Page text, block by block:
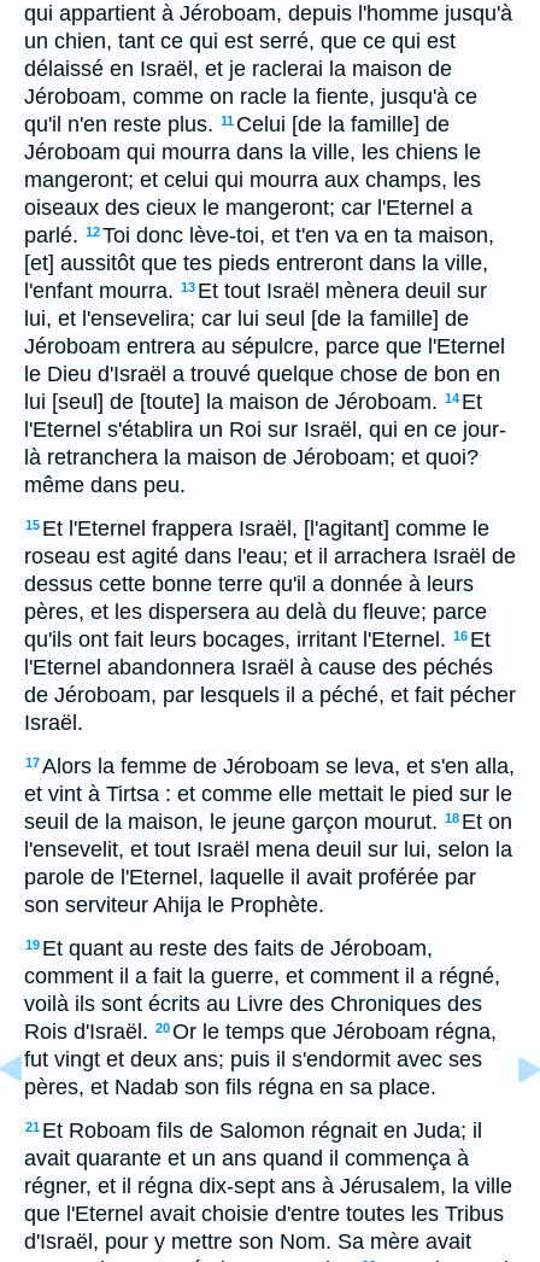
qui appartient à Jéroboam, depuis l'homme jusqu'à
un chien, tant ce qui est serré, que ce qui est
délaissé en Israël, et je raclerai la maison de
Jéroboam, comme on racle la fiente, jusqu'à ce
qu'il n'en reste plus. 11 Celui [de la famille] de
Jéroboam qui mourra dans la ville, les chiens le
mangeront; et celui qui mourra aux champs, les
oiseaux des cieux le mangeront; car l'Eternel a
parlé. 12Toi donc lève-toi, et t'en va en ta maison,
[et] aussitôt que tes pieds entreront dans la ville,
l'enfant mourra. 13 Et tout Israël mènera deuil sur
lui, et l'ensevelira; car lui seul [de la famille] de
Jéroboam entrera au sépulcre, parce que l'Eternel
le Dieu d'Israël a trouvé quelque chose de bon en
lui [seul] de [toute] la maison de Jéroboam. 14 Et
l'Eternel s'établira un Roi sur Israël, qui en ce jour-
là retranchera la maison de Jéroboam; et quoi?
même dans peu.
15 Et l'Eternel frappera Israël, [l'agitant] comme le
roseau est agité dans l'eau; et il arrachera Israël de
dessus cette bonne terre qu'il a donnée à leurs
pères, et les dispersera au delà du fleuve; parce
qu'ils ont fait leurs bocages, irritant l'Eternel. 16 Et
l'Eternel abandonnera Israël à cause des péchés
de Jéroboam, par lesquels il a péché, et fait pécher
Israël.
17Alors la femme de Jéroboam se leva, et s'en alla,
et vint à Tirtsa : et comme elle mettait le pied sur le
seuil de la maison, le jeune garçon mourut. 18 Et on
l'ensevelit, et tout Israël mena deuil sur lui, selon la
parole de l'Eternel, laquelle il avait proférée par
son serviteur Ahija le Prophète.
19 Et quant au reste des faits de Jéroboam,
comment il a fait la guerre, et comment il a régné,
voilà ils sont écrits au Livre des Chroniques des
Rois d'Israël. 20Or le temps que Jéroboam régna,
fut vingt et deux ans; puis il s'endormit avec ses
pères, et Nadab son fils régna en sa place.
21 Et Roboam fils de Salomon régnait en Juda; il
avait quarante et un ans quand il commença à
régner, et il régna dix-sept ans à Jérusalem, la ville
que l'Eternel avait choisie d'entre toutes les Tribus
d'Israël, pour y mettre son Nom. Sa mère avait